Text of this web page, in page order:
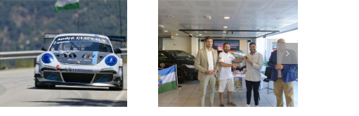
La Subida al Cerro de los
Cañones – Lanjarón 2026 se
presenta con lleno absoluto de
inscritos y el reto de revalidar su
condición de mejor prueba
andaluza de montaña